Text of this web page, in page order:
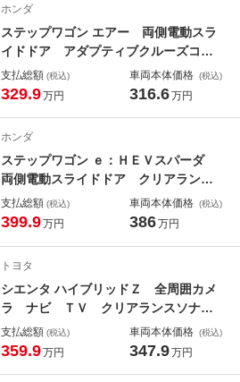
プ スマートキー
ホンダ
ステップワゴン エアー 両側電動スラ
イドドア アダプティブクルーズコン
トロール クリアランスソナー レー
ンアシスト 衝突被害軽減システム
シート
支払総額 (税込)
329.9万円
車両本体価格 (税込)
316.6万円
ホンダ
ステップワゴン ｅ：ＨＥＶスパーダ
両側電動スライドドア クリアランス
ソナー アダプティブクルーズコント
ロール レーンアシスト 衝突被害軽
ミラー シートヒーター
支払総額 (税込)
399.9万円
車両本体価格 (税込)
386万円
トヨタ
シエンタ ハイブリッドＺ 全周囲カメ
ラ ナビ ＴＶ クリアランスソナ
ー オートクルーズコントロール レ
ーンアシスト パークアシスト 衝突
支払総額 (税込)
359.9万円
車両本体価格 (税込)
347.9万円